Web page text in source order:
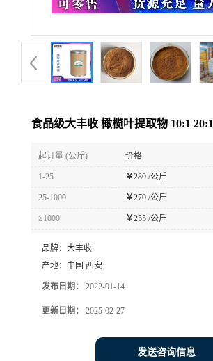
食品级大丰收 橄榄叶提取物 10:1 20:1
起订量 (公斤) 价格
1-25 ￥280 /公斤
25-1000 ￥270 /公斤
≥1000 ￥255 /公斤
品牌： 大丰收
产地： 中国 西安
发布日期： 2022-01-14
更新日期： 2025-02-27
发送咨询信息